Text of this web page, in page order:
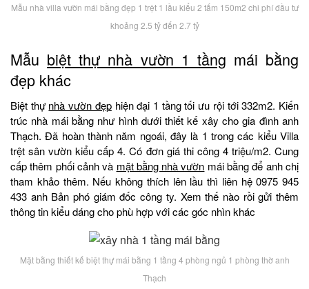
Mẫu nhà villa vườn mái bằng đẹp 1 trệt 1 lầu kiểu 2 tấm 150m2 chi phí đầu tư
khoảng 2.5 tỷ đến 2.7 tỷ
Mẫu biệt thự nhà vườn 1 tầng mái bằng
đẹp khác
Biệt thự nhà vườn đẹphiện đại 1 tầng tối ưu rội tới 332m2. Kiến
trúc nhà mái bằng như hình dưới thiết kế xây cho gia đình anh
Thạch. Đã hoàn thành năm ngoái, đây là 1 trong các kiểu Villa
trệt sân vườn kiểu cấp 4. Có đơn giá thi công 4 triệu/m2. Cung
cấp thêm phối cảnh và mặt bằng nhà vườn mái bằng để anh chị
tham khảo thêm. Nếu không thích lên lầu thì liên hệ 0975 945
433 anh Bản phó giám đốc công ty. Xem thế nào rồi gửi thêm
thông tin kiểu dáng cho phù hợp với các góc nhìn khác
Mặt bằng thiết kế biệt thự mái bằng 1 tầng 4 phòng ngủ 1 phòng thờ anh
Thạch